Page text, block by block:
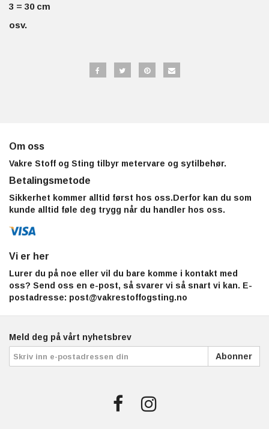
3 = 30 cm
osv.
Om oss
Vakre Stoff og Sting tilbyr metervare og sytilbehør.
Betalingsmetode
Sikkerhet kommer alltid først hos oss.Derfor kan du som
kunde alltid føle deg trygg når du handler hos oss.
Vi er her
Lurer du på noe eller vil du bare komme i kontakt med
oss? Send oss en e-post, så svarer vi så snart vi kan. E-
postadresse: post@vakrestoffogsting.no
Meld deg på vårt nyhetsbrev
Abonner